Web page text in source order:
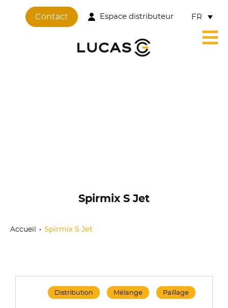
Contact Espace distributeur FR
Spirmix S Jet
Accueil Spirmix S Jet
Distribution Mélange Paillage